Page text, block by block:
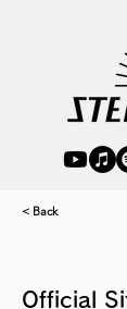
< Back
Official